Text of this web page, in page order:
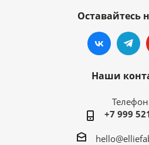
Оставайтесь
Наши
+7 999